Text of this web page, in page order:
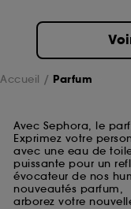
Accueil Parfum
Avec Sephora, le
Exprimez votre
avec une eau de
puissante pour un
évocateur de nos
nouveautés parfum,
arborez votre